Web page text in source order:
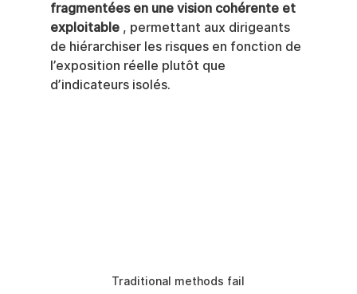
fragmentées en une vision cohérente et
exploitable , permettant aux dirigeants
de hiérarchiser les risques en fonction de
l’exposition réelle plutôt que
d’indicateurs isolés.
Traditional methods fail